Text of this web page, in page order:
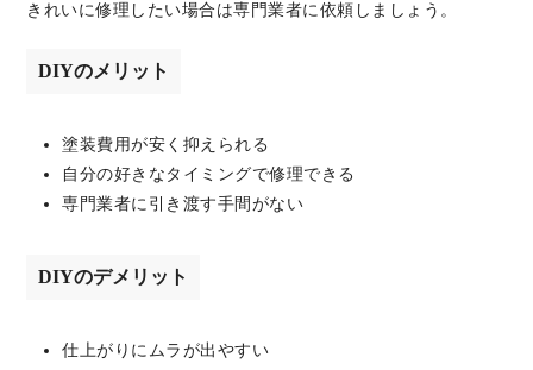
きれいに修理したい場合は専門業者に依頼しましょう。
DIYのメリット
塗装費用が安く抑えられる
自分の好きなタイミングで修理できる
専門業者に引き渡す手間がない
DIYのデメリット
仕上がりにムラが出やすい